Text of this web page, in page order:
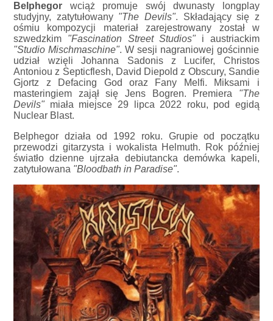
Belphegor wciąż promuje swój dwunasty longplay
studyjny, zatytułowany "The Devils". Składający się z
ośmiu kompozycji materiał zarejestrowany został w
szwedzkim "Fascination Street Studios"i austriackim
"Studio Mischmaschine". W sesji nagraniowej gościnnie
udział wzięli Johanna Sadonis z Lucifer, Christos
Antoniou z Septicflesh, David Diepold z Obscury, Sandie
Gjortz z Defacing God oraz Fany Melfi. Miksami i
masteringiem zajął się Jens Bogren. Premiera "The
Devils"miała miejsce 29 lipca 2022 roku, pod egidą
Nuclear Blast.
Belphegor działa od 1992 roku. Grupie od początku
przewodzi gitarzysta i wokalista Helmuth. Rok później
światło dzienne ujrzała debiutancka demówka kapeli,
zatytułowana "Bloodbath in Paradise".